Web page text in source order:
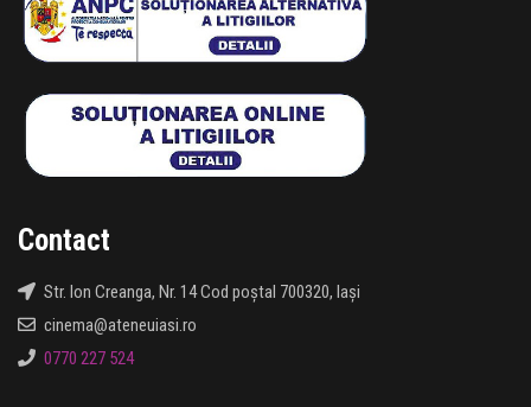
Contact
Str. Ion Creanga, Nr. 14 Cod poștal 700320, Iași
cinema@ateneuiasi.ro
0770 227 524